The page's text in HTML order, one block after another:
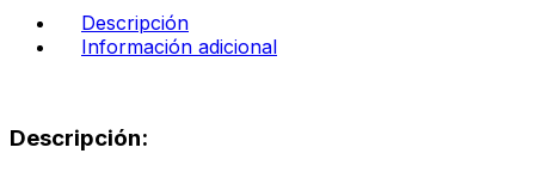
boreal
cantidad
Descripción
Información adicional
Descripción: